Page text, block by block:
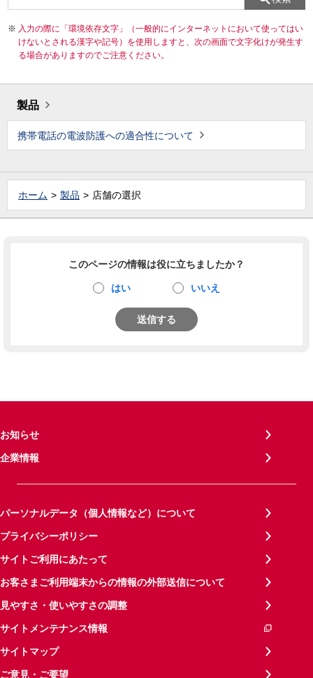
入力の際に「環境依存文字」（一般的にインターネットにおいて使ってはい
けないとされる漢字や記号）を使用しますと、次の画面で文字化けが発生す
る場合がありますのでご注意ください。
製品
携帯電話の電波防護への適合性について
ホーム 製品 店舗の選択
このページの情報は役に立ちましたか？
はい いいえ
送信する
お知らせ
企業情報
パーソナルデータ（個人情報など）について
プライバシーポリシー
サイトご利用にあたって
お客さまご利用端末からの情報の外部送信について
見やすさ・使いやすさの調整
サイトメンテナンス情報
サイトマップ
ご意見・ご要望